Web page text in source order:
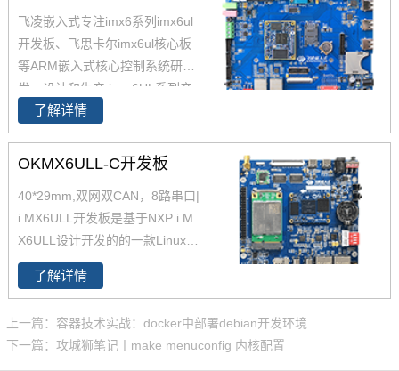
飞凌嵌入式专注imx6系列imx6ul
开发板、飞思卡尔imx6ul核心板
等ARM嵌入式核心控制系统研
发、设计和生产,i.mx6UL系列产
品现已畅销全国，作为恩智浦imx
6ul,imx6ul开发板,i.mx6提供者，
飞凌嵌入式提供基于iMX6 iMX6U
了解详情
OKMX6ULL-C开发板
40*29mm,双网双CAN，8路串口|
i.MX6ULL开发板是基于NXP i.M
X6ULL设计开发的的一款Linux开
发板 ，主频800MHz，体积小，
其核心板仅40*29mm，采用板对
了解详情
上一篇：容器技术实战：docker中部署debian开发环境
下一篇：攻城狮笔记丨make menuconfig 内核配置